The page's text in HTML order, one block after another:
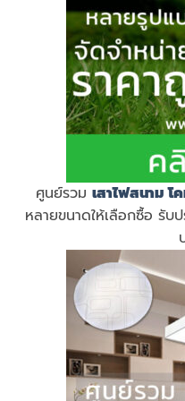
ศูนย์รวม เสาไฟสนาม โ
หลายขนาดให้เลือกซื้อ รั